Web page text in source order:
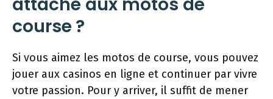
course ?
Si vous aimez les motos de course, vous pouvez
jouer aux casinos en ligne et continuer par vivre
votre passion. Pour y arriver, il suffit de mener